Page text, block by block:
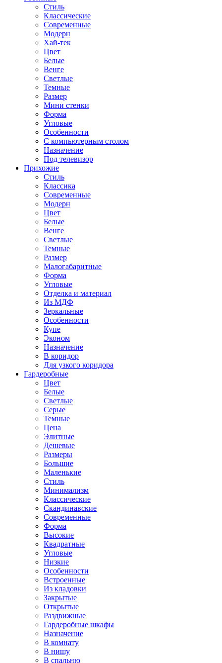
Стиль
Классические
Современные
Модерн
Хай-тек
Цвет
Белые
Венге
Светлые
Темные
Размер
Мини стенки
Форма
Угловые
Особенности
С компьютерным столом
Назначение
Под телевизор
Прихожие
Стиль
Классика
Современные
Модерн
Цвет
Белые
Венге
Светлые
Темные
Размер
Малогабаритные
Форма
Угловые
Отделка и материал
Из МДФ
Зеркальные
Особенности
Купе
Эконом
Назначение
В коридор
Для узкого коридора
Гардеробные
Цвет
Белые
Светлые
Серые
Темные
Цена
Элитные
Дешевые
Размеры
Большие
Маленькие
Стиль
Минимализм
Классические
Скандинавские
Современные
Форма
Высокие
Квадратные
Угловые
Низкие
Особенности
Встроенные
Из кладовки
Закрытые
Открытые
Раздвижные
Гардеробные шкафы
Назначение
В комнату
В нишу
В спальню